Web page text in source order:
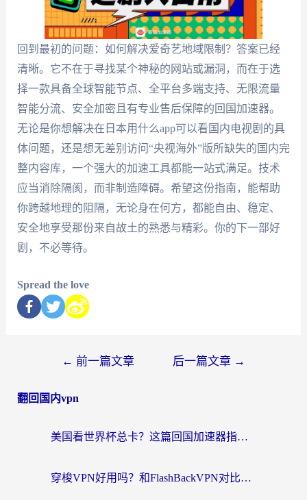
回到最初的问题：如何解决爱奇艺地域限制？答案已经
清晰。它不在于寻找某个神秘的网站或漏洞，而在于选
择一款具备全球智能节点、全平台多端支持、无限流量
智能分流、安全加密且有专业售后保障的回国加速器。
无论是你想解决在日本用什么app可以看国内电视剧的具
体问题，还是想无差别访问“央视海外”版所缺失的国内完
整内容库，一个强大的加速工具都能一站式满足。技术
应当消除隔阂，而非制造障碍。希望这份指南，能帮助
你跨越地理的阻隔，无论身在何方，都能自由、稳定、
安全地享受那份来自故土的熟悉与精彩。你的下一部好
剧，不必等待。
Spread the love
← 前一篇文章 后一篇文章 →
翻回国内vpn
美国看世界杯总卡？这篇回国加速器指南帮你无缝刷国内资源（附苹果手机VPN设置步骤）
穿梭VPN好用吗？和FlashBackVPN对比哪个回国效果更好？